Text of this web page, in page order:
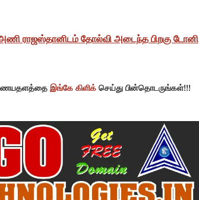
ராஜஸ்தானிடம் தோல்வி அடைந்த பிறகு டோனி
இங்கே கிளிக் செய்து பின்தொடருங்கள்!!!